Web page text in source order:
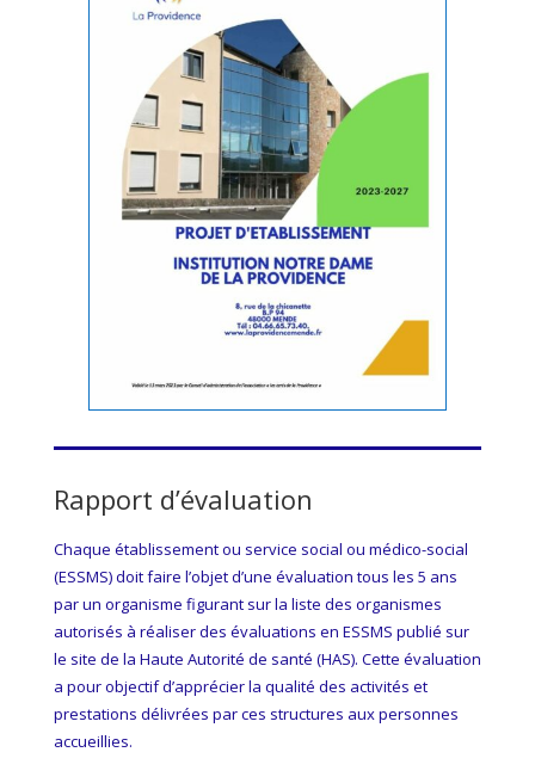
Rapport d’évaluation
Chaque établissement ou service social ou médico-social
(ESSMS) doit faire l’objet d’une évaluation tous les 5 ans
par un organisme figurant sur la liste des organismes
autorisés à réaliser des évaluations en ESSMS publié sur
le site de la Haute Autorité de santé (HAS). Cette évaluation
a pour objectif d’apprécier la qualité des activités et
prestations délivrées par ces structures aux personnes
accueillies.